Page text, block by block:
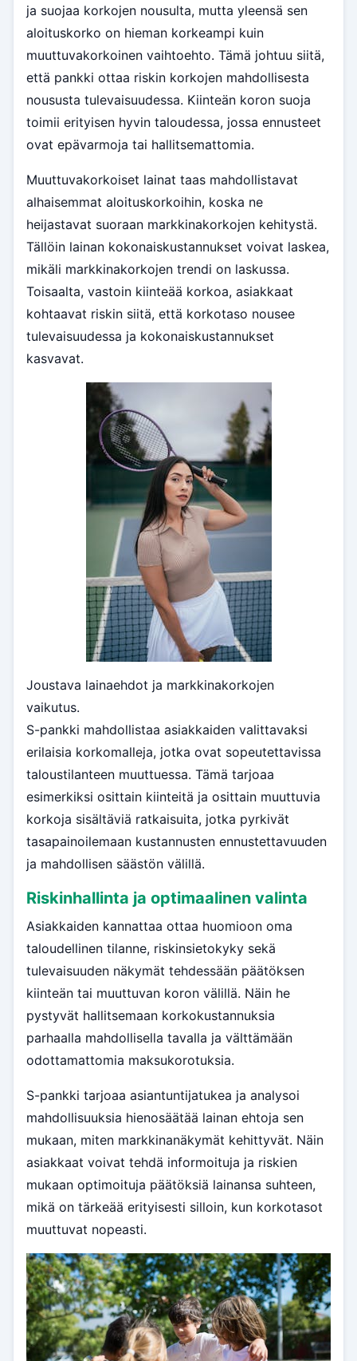
ja suojaa korkojen nousulta, mutta yleensä sen
aloituskorko on hieman korkeampi kuin
muuttuvakorkoinen vaihtoehto. Tämä johtuu siitä,
että pankki ottaa riskin korkojen mahdollisesta
noususta tulevaisuudessa. Kiinteän koron suoja
toimii erityisen hyvin taloudessa, jossa ennusteet
ovat epävarmoja tai hallitsemattomia.
Muuttuvakorkoiset lainat taas mahdollistavat
alhaisemmat aloituskorkoihin, koska ne
heijastavat suoraan markkinakorkojen kehitystä.
Tällöin lainan kokonaiskustannukset voivat laskea,
mikäli markkinakorkojen trendi on laskussa.
Toisaalta, vastoin kiinteää korkoa, asiakkaat
kohtaavat riskin siitä, että korkotaso nousee
tulevaisuudessa ja kokonaiskustannukset
kasvavat.
Joustava lainaehdot ja markkinakorkojen
vaikutus.
S-pankki mahdollistaa asiakkaiden valittavaksi
erilaisia korkomalleja, jotka ovat sopeutettavissa
taloustilanteen muuttuessa. Tämä tarjoaa
esimerkiksi osittain kiinteitä ja osittain muuttuvia
korkoja sisältäviä ratkaisuita, jotka pyrkivät
tasapainoilemaan kustannusten ennustettavuuden
ja mahdollisen säästön välillä.
Riskinhallinta ja optimaalinen valinta
Asiakkaiden kannattaa ottaa huomioon oma
taloudellinen tilanne, riskinsietokyky sekä
tulevaisuuden näkymät tehdessään päätöksen
kiinteän tai muuttuvan koron välillä. Näin he
pystyvät hallitsemaan korkokustannuksia
parhaalla mahdollisella tavalla ja välttämään
odottamattomia maksukorotuksia.
S-pankki tarjoaa asiantuntijatukea ja analysoi
mahdollisuuksia hienosäätää lainan ehtoja sen
mukaan, miten markkinanäkymät kehittyvät. Näin
asiakkaat voivat tehdä informoituja ja riskien
mukaan optimoituja päätöksiä lainansa suhteen,
mikä on tärkeää erityisesti silloin, kun korkotasot
muuttuvat nopeasti.